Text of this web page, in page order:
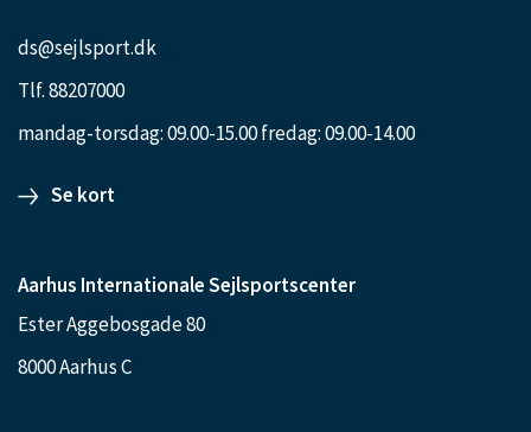
ds@sejlsport.dk
Tlf. 88207000
mandag-torsdag: 09.00-15.00 fredag: 09.00-14.00
Se kort
Aarhus Internationale Sejlsportscenter
Ester Aggebosgade 80
8000 Aarhus C